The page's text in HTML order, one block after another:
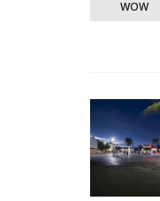
WOW